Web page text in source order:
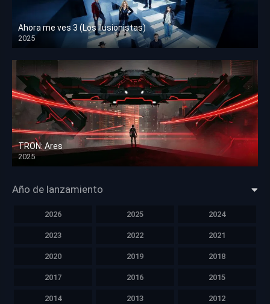
Ahora me ves 3 (Los ilusionistas)
2025
HD 1080p
TRON: Ares
2025
HD 1080p
Año de lanzamiento
2026 2025 2024
2023 2022 2021
2020 2019 2018
2017 2016 2015
2014 2013 2012